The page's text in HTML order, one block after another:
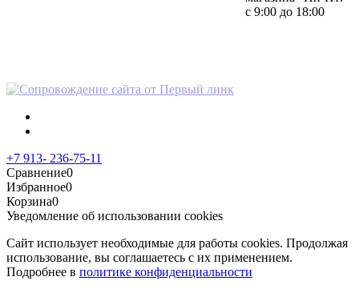
с 9:00 до 18:00
+7 913- 236-75-11
Сравнение0
Избранное0
Корзина0
Уведомление об использовании cookies
Сайт использует необходимые для работы cookies. Продолжая
использование, вы соглашаетесь с их применением.
Подробнее в политике конфиденциальности